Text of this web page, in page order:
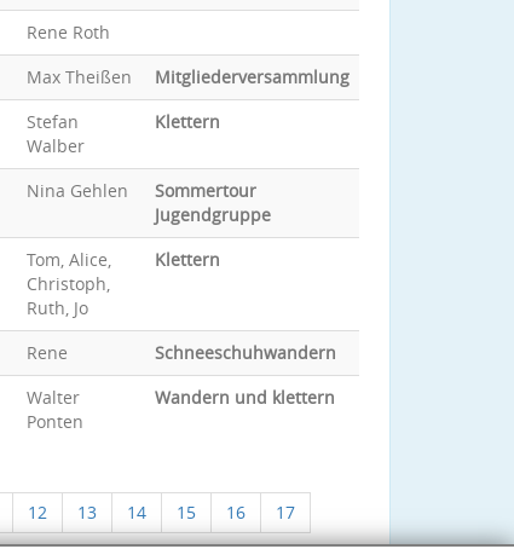
Rene Roth
Max Theißen
Mitgliederversammlung
Stefan
Walber
Klettern
Nina Gehlen
Sommertour
Jugendgruppe
Tom, Alice,
Christoph,
Ruth, Jo
Klettern
Rene
Schneeschuhwandern
Walter
Ponten
Wandern und klettern
12 13 14 15 16
17